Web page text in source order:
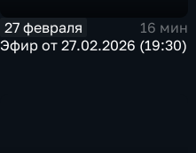
27 февраля
16 мин
Эфир от 27.02.2026 (19:30)